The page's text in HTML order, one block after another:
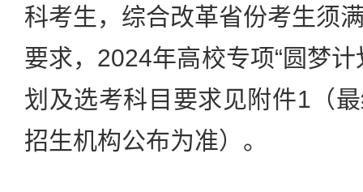
科考生，综合改革省份考生须
要求，2024年高校专项“圆梦
划及选考科目要求见附件1（
招生机构公布为准）。